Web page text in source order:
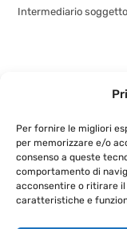
Per fornire le migliori
per memorizzare e/o
consenso a queste
comportamento di
acconsentire o ritirare il
caratteristiche e
Intermediario